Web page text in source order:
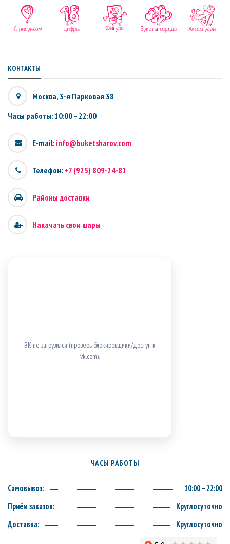
КОНТАКТЫ
Москва, 3-я Парковая 38
Часы работы: 10:00 – 22:00
E-mail: info@buketsharov.com
Телефон: +7 (925) 809-24-81
Районы доставки
Накачать свои шары
ВК не загрузился (проверь блокировщики/доступ к
vk.com).
ЧАСЫ РАБОТЫ
Самовывоз:
10:00 – 22:00
Приём заказов:
Круглосуточно
Доставка:
Круглосуточно